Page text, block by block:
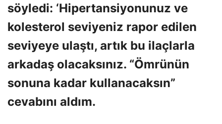
söyledi: ‘Hipertansiyonunuz ve
kolesterol seviyeniz rapor edilen
seviyeye ulaştı, artık bu ilaçlarla
arkadaş olacaksınız. “Ömrünün
sonuna kadar kullanacaksın”
cevabını aldım.